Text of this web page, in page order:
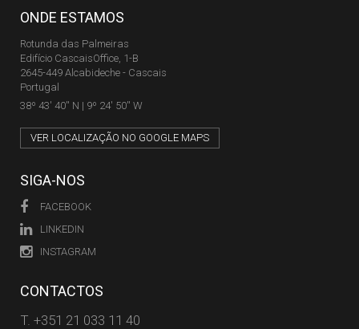
ONDE ESTAMOS
Rotunda das Palmeiras
Edifício CascaisOffice, 1-B
2645-449 Alcabideche - Cascais
Portugal
38º 43' 40'' N | 9º 24' 50'' W
VER LOCALIZAÇÃO NO GOOGLE MAPS
SIGA-NOS
FACEBOOK
LINKEDIN
INSTAGRAM
CONTACTOS
T. +351 21 033 11 40